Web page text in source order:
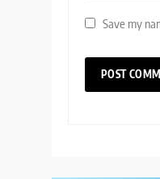
Save my